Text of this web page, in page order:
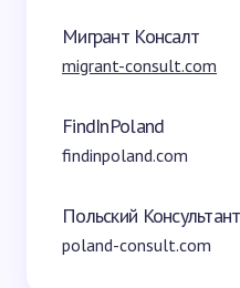
Мигрант Консалт
migrant-consult.com
FindInPoland
findinpoland.com
Польский Консультант
poland-consult.com